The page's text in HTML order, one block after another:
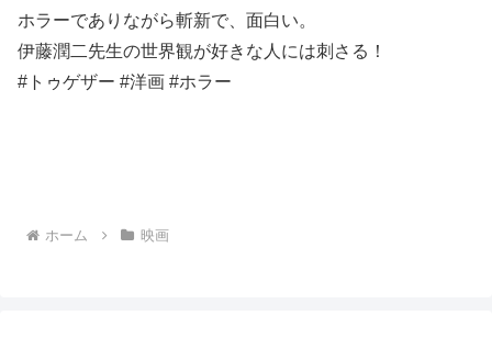
ホラーでありながら斬新で、面白い。
伊藤潤二先生の世界観が好きな人には刺さる！
#トゥゲザー #洋画 #ホラー
ホーム 映画